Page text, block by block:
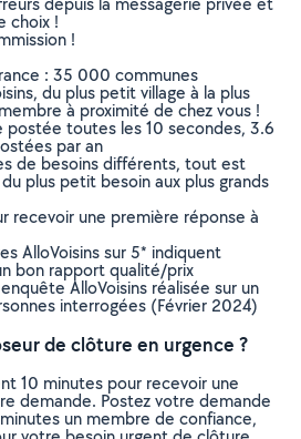
choix !
!
: 35 000 communes
du plus petit village à la plus
à proximité de chez vous !
postée toutes les 10 secondes, 3.6
par an
de besoins différents, tout est
plus petit besoin aux plus grands
recevoir une première réponse à
AlloVoisins sur 5* indiquent
bon rapport qualité/prix
AlloVoisins réalisée sur un
interrogées (Février 2024)
de clôture en urgence ?
10 minutes pour recevoir une
demande. Postez votre demande
un membre de confiance,